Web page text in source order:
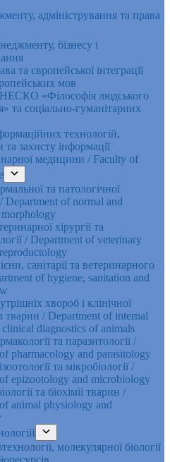
адміністрування та права
бізнесу і
та європейської інтеграції
мов
«Філософія людського
та соціально-гуманітарних
технологій,
та захисту інформації
медицини / Faculty of
та патологічної
Department of normal and
хірургії та
/ Department of veterinary
санітарії та ветеринарного
of hygiene, sanitation and
хвороб і клінічної
тварин / Department of internal
clinical diagnostics of animals
та паразитології /
pharmacology and parasitology
та мікробіології /
epizootology and microbiology
та біохімії тварин /
animal physiology and
молекулярної біології